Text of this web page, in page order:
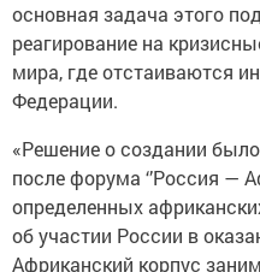
основная задача этого
реагирование на
мира, где отстаиваются
Федерации.
«Решение о создании
после форума ‘’Россия —
определенных
об участии России в
Африканский корпус